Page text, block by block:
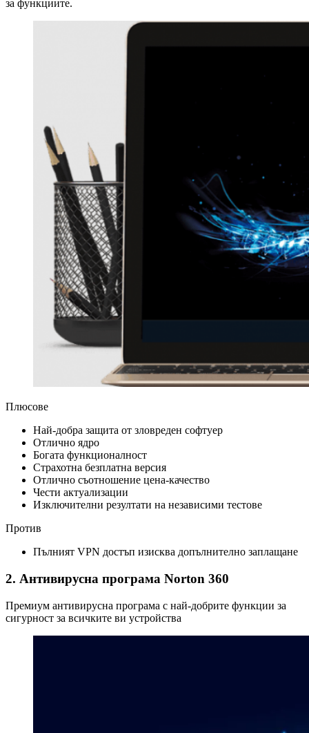
за функциите.
Плюсове
Най-добра защита от зловреден софтуер
Отлично ядро
Богата функционалност
Страхотна безплатна версия
Отлично съотношение цена-качество
Чести актуализации
Изключителни резултати на независими тестове
Против
Пълният VPN достъп изисква допълнително заплащане
2. Антивирусна програма Norton 360
Премиум антивирусна програма с най-добрите функции за
сигурност за всичките ви устройства